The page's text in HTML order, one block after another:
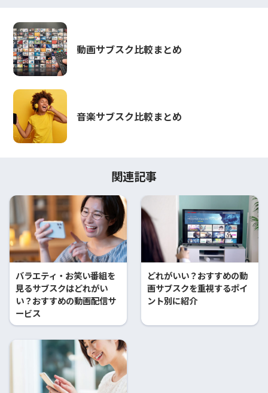
動画サブスク比較まとめ
音楽サブスク比較まとめ
関連記事
バラエティ・お笑い番組を
見るサブスクはどれがい
い？おすすめの動画配信サ
ービス
どれがいい？おすすめの動
画サブスクを重視するポイ
ント別に紹介